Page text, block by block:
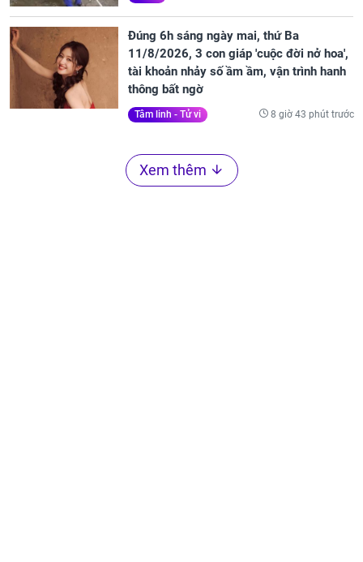
Đúng 6h sáng ngày mai, thứ Ba
11/8/2026, 3 con giáp 'cuộc đời nở hoa',
tài khoản nhảy số ầm ầm, vận trình hanh
thông bất ngờ
Tâm linh - Tử vi 8 giờ 43 phút trước
Xem thêm